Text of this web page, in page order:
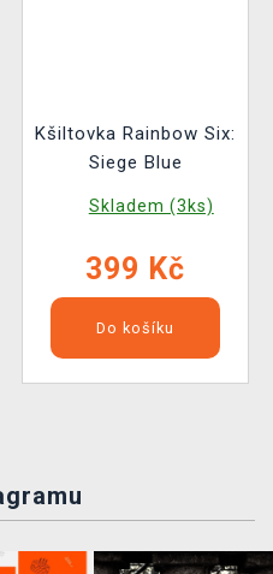
Kšiltovka Rainbow Six:
Siege Blue
Skladem (3ks)
399 Kč
Do košíku